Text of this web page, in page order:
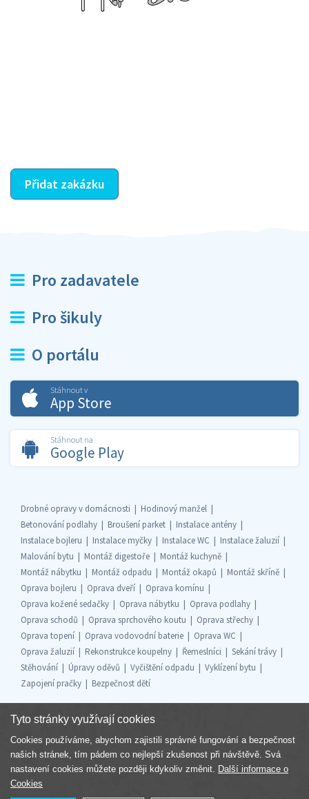
Přidat zakázku
Pro zadavatele
Pro šikuly
O portálu
Stáhnout v
App Store
Stáhnout na
Google Play
Drobné opravy v domácnosti
Hodinový manžel
Betonování podlahy
Broušení parket
Instalace antény
Instalace bojleru
Instalace myčky Instalace WC
Instalace žaluzií
Malování bytu
Montáž digestoře
Montáž kuchyně
Montáž nábytku
Montáž odpadu Montáž okapů
Montáž skříně
Oprava bojleru
Oprava dveří
Oprava komínu
Oprava kožené sedačky
Oprava nábytku
Oprava podlahy
Oprava schodů
Oprava sprchového koutu
Oprava střechy
Oprava topení
Oprava vodovodní baterie
Oprava WC
Oprava žaluzií
Rekonstrukce koupelny Řemeslníci
Sekání trávy
Stěhování
Úpravy oděvů Vyčištění odpadu
Vyklízení bytu
Zapojení pračky
Bezpečnost dětí
Součást skupiny
Tyto stránky využívají cookies
Cookies používáme, abychom zajistili správné fungování a bezpečnost
našich stránek, tím pádem co nejlepší zkušenost při návštěvě. Svá
nastavení cookies můžete později kdykoliv změnit. Další informace o
Cookies